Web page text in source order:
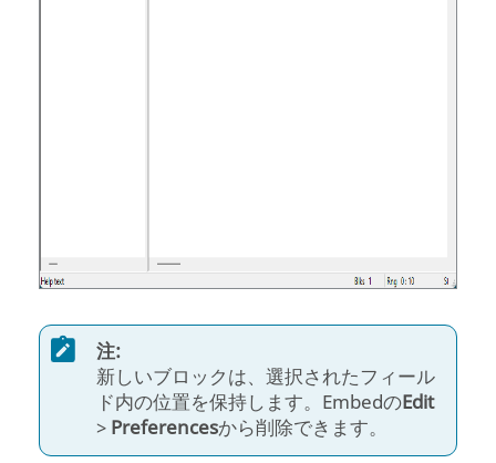
注:
新しいブロックは、選択されたフィール
ド内の位置を保持します。EmbedのEdit
> Preferencesから削除できます。